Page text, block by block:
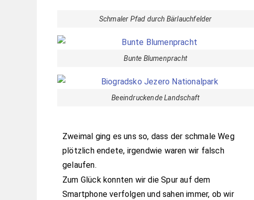
Schmaler Pfad durch Bärlauchfelder
Bunte Blumenpracht
Beeindruckende Landschaft
Zweimal ging es uns so, dass der schmale Weg
plötzlich endete, irgendwie waren wir falsch
gelaufen.
Zum Glück konnten wir die Spur auf dem
Smartphone verfolgen und sahen immer, ob wir